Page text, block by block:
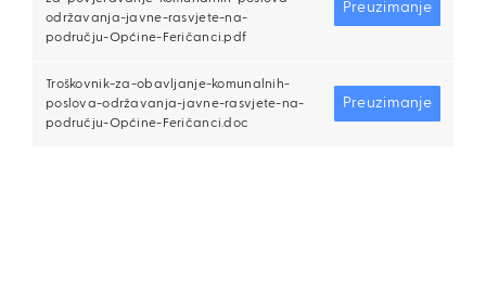
održavanja-javne-rasvjete-na-
području-Općine-Feričanci.pdf
Preuzimanje
Troškovnik-za-obavljanje-komunalnih-
poslova-održavanja-javne-rasvjete-na-
području-Općine-Feričanci.doc
Preuzimanje